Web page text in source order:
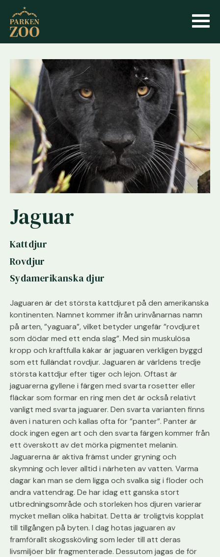
Jaguar
Kattdjur
Rovdjur
Sydamerikanska djur
Jaguaren är det största kattdjuret på den amerikanska
kontinenten. Namnet kommer ifrån urinvånarnas namn
på arten, ”yaguara”, vilket betyder ungefär ”rovdjuret
som dödar med ett enda slag”. Med sin muskulösa
kropp och kraftfulla käkar är jaguaren verkligen byggd
som ett fulländat rovdjur. Jaguaren är världens tredje
största kattdjur efter tiger och lejon. Oftast är
jaguarerna gyllene i färgen med svarta rosetter eller
fläckar som formar en ring men det är också relativt
vanligt med svarta jaguarer. Den svarta varianten finns
även i naturen och kallas ofta för ”panter”. Panter är
dock ingen egen art och den svarta färgen kommer från
ett överskott av det mörka pigmentet melanin.
Jaguarerna är aktiva främst under gryning och
skymning och lever alltid i närheten av vatten. Varma
dagar kan man se dem ligga och svalka sig i floder och
andra vattendrag. De har idag ett ganska stort
utbredningsområde och storleken hos djuren varierar
mycket mellan olika habitat. Detta är troligtvis kopplat
till tillgången på byten. I dag hotas jaguaren av
framförallt skogsskövling som leder till att deras
livsmiljöer blir fragmenterade. Dessutom jagas de för